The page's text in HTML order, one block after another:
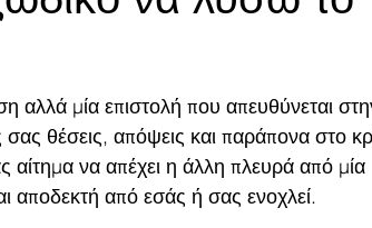
αλλά μία επιστολή που απευθύνεται
σας θέσεις, απόψεις και παράπονα στο
να απέχει η άλλη πλευρά από μία
αποδεκτή από εσάς ή σας ενοχλεί.